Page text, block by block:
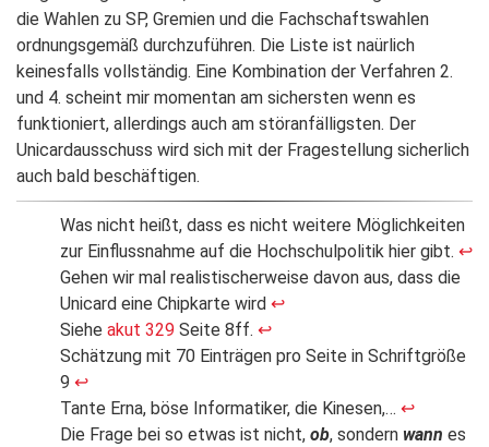
die Wahlen zu SP, Gremien und die Fachschaftswahlen
ordnungsgemäß durchzuführen. Die Liste ist naürlich
keinesfalls vollständig. Eine Kombination der Verfahren 2.
und 4. scheint mir momentan am sichersten wenn es
funktioniert, allerdings auch am störanfälligsten. Der
Unicardausschuss wird sich mit der Fragestellung sicherlich
auch bald beschäftigen.
Was nicht heißt, dass es nicht weitere Möglichkeiten
zur Einflussnahme auf die Hochschulpolitik hier gibt. ↩
Gehen wir mal realistischerweise davon aus, dass die
Unicard eine Chipkarte wird ↩
Siehe akut 329 Seite 8ff. ↩
Schätzung mit 70 Einträgen pro Seite in Schriftgröße
9 ↩
Tante Erna, böse Informatiker, die Kinesen,… ↩
Die Frage bei so etwas ist nicht, ob, sondern wann es